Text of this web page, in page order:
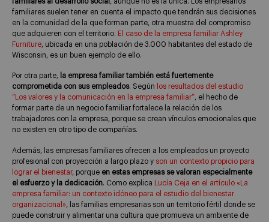
familiares suelen tener en cuenta el impacto que tendrán sus decisiones
en la comunidad de la que forman parte, otra muestra del compromiso
que adquieren con el territorio. El caso de la empresa familiar Ashley
Furniture, ubicada en una población de 3.000 habitantes del estado de
Wisconsin, es un buen ejemplo de ello.
Por otra parte,
la empresa familiar también está fuertemente
comprometida con sus empleados. Según
los resultados del estudio
“Los valores y la comunicación en la empresa familiar”, el hecho de
formar parte de un negocio familiar fortalece la relación de los
trabajadores con la empresa, porque se crean vínculos emocionales que
no existen en otro tipo de compañías.
Además, las empresas familiares ofrecen a los empleados un proyecto
profesional con proyección a largo plazo y son un contexto propicio para
lograr el bienestar, porque en estas empresas se valoran especialmente
el esfuerzo y la dedicación. Como explica
Lucía Ceja en el artículo «La
empresa familiar: un contexto idóneo para el estudio del bienestar
organizacional», las familias empresarias son un territorio fértil donde se
puede construir y alimentar una cultura que promueva un ambiente de